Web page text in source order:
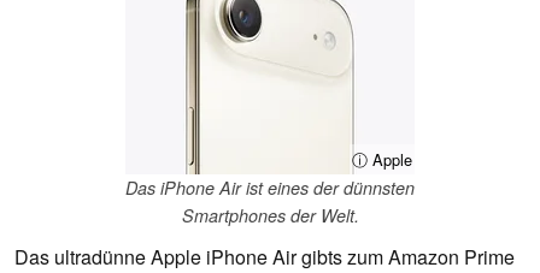
ⓘ Apple
Das iPhone Air ist eines der dünnsten
Smartphones der Welt.
Das ultradünne Apple iPhone Air gibts zum Amazon Prime